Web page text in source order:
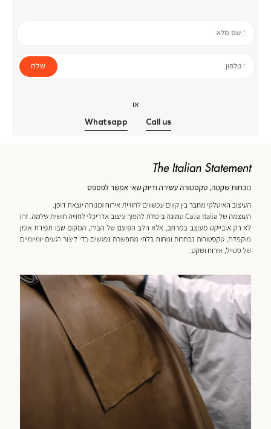
* שם מלא
* טלפון שלח
או
Call us
Whatsapp
טכנולוגיה